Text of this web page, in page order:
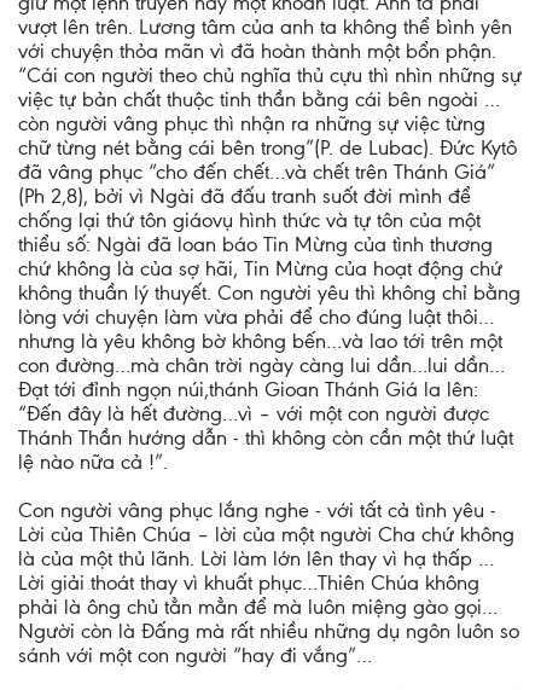
vượt lên trên. Lương tâm của anh ta không thể bình yên
với chuyện thỏa mãn vì đã hoàn thành một bổn phận.
“Cái con người theo chủ nghĩa thủ cựu thì nhìn những sự
việc tự bản chất thuộc tinh thần bằng cái bên ngoài …
còn người vâng phục thì nhận ra những sự việc từng
chữ từng nét bằng cái bên trong”(P. de Lubac). Đức Kytô
đã vâng phục “cho đến chết…và chết trên Thánh Giá”
(Ph 2,8), bởi vì Ngài đã đấu tranh suốt đời mình để
chống lại thứ tôn giáovụ hình thức và tự tôn của một
thiểu số: Ngài đã loan báo Tin Mừng của tình thương
chứ không là của sợ hãi, Tin Mừng của hoạt động chứ
không thuần lý thuyết. Con người yêu thì không chỉ bằng
lòng với chuyện làm vừa phải để cho đúng luật thôi…
nhưng là yêu không bờ không bến…và lao tới trên một
con đường…mà chân trời ngày càng lui dần…lui dần…
Đạt tới đỉnh ngọn núi,thánh Gioan Thánh Giá la lên:
“Đến đây là hết đường…vì – với một con người được
Thánh Thần hướng dẫn - thì không còn cần một thứ luật
lệ nào nữa cả !”.
Con người vâng phục lắng nghe - với tất cả tình yêu -
Lời của Thiên Chúa – lời của một người Cha chứ không
là của một thủ lãnh. Lời làm lớn lên thay vì hạ thấp …
Lời giải thoát thay vì khuất phục…Thiên Chúa không
phải là ông chủ tẳn mẳn để mà luôn miệng gào gọi…
Người còn là Đấng mà rất nhiều những dụ ngôn luôn so
sánh với một con người “hay đi vắng”…